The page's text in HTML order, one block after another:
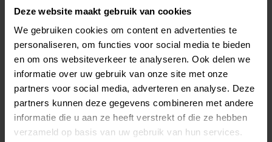
Deze website maakt gebruik van cookies
We gebruiken cookies om content en advertenties te
personaliseren, om functies voor social media te bieden
en om ons websiteverkeer te analyseren. Ook delen we
informatie over uw gebruik van onze site met onze
partners voor social media, adverteren en analyse. Deze
partners kunnen deze gegevens combineren met andere
informatie die u aan ze heeft verstrekt of die ze hebben
verzameld op basis van uw gebruik van hun services.
Bestelherinnering instellen
Productreviews 9.5 /10